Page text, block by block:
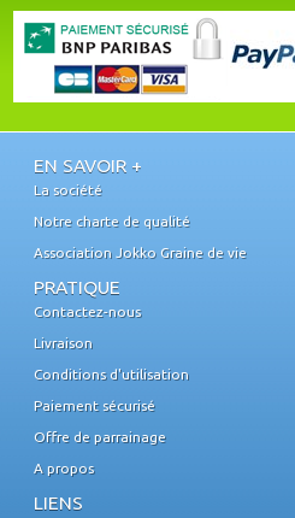
EN SAVOIR +
La société
Notre charte de qualité
Association Jokko Graine de vie
PRATIQUE
Contactez-nous
Livraison
Conditions d'utilisation
Paiement sécurisé
Offre de parrainage
A propos
LIENS